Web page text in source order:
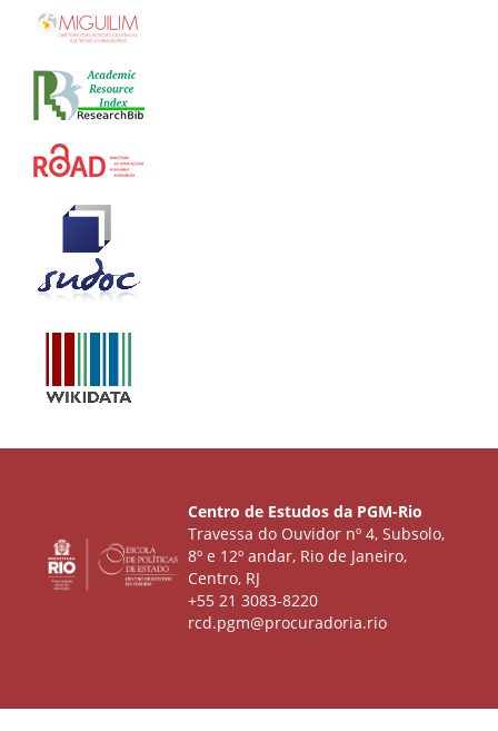
Centro de Estudos da PGM-Rio
Travessa do Ouvidor nº 4, Subsolo,
8º e 12º andar, Rio de Janeiro,
Centro, RJ
+55 21 3083-8220
rcd.pgm@procuradoria.rio